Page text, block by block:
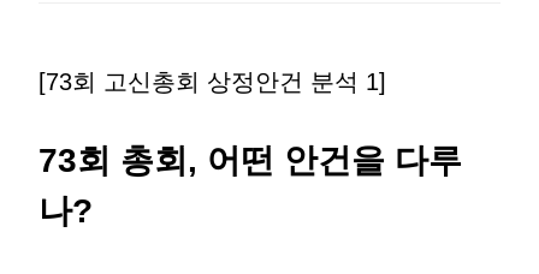
[73회 고신총회 상정안건 분석 1]
73회 총회, 어떤 안건을 다루
나?